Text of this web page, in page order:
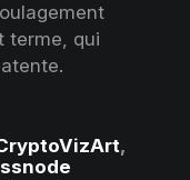
terme, qui
,